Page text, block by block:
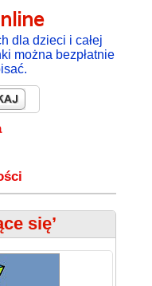
dla dzieci i całej
można bezpłatnie
się’